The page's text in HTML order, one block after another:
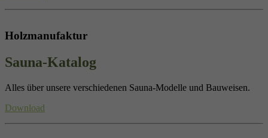
Holzmanufaktur
Sauna-Katalog
Alles über unsere verschiedenen Sauna-Modelle und Bauweisen.
Download